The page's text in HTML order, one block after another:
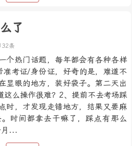
了
32条
个热门话题，每年都会有各种各样
准考证/身份证，好奇的是，难道不
显眼的地方，装好袋子。第二天出
这么操作很难？2、提前不去考场踩
时，才发现走错地方，结果又要麻
时间都拿去干嘛了，踩点有那么
月...